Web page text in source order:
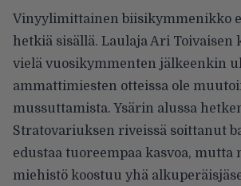
Vinyylimittainen biisikymmenikko
hetkiä sisällä. Laulaja Ari Toivaisen
vielä vuosikymmenten jälkeenkin
ammattimiesten otteissa ole
mussuttamista. Ysärin alussa
Stratovariuksen riveissä soittanut
edustaa tuoreempaa kasvoa, mutta
miehistö koostuu yhä